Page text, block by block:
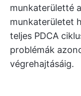
munkaterületté
munkaterületet
teljes PDCA
problémák
végrehajtásáig.